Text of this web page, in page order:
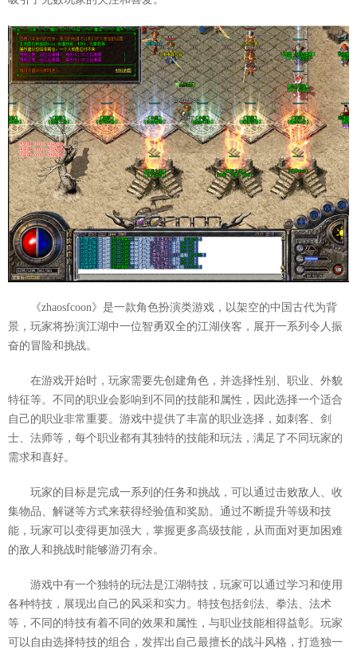
《zhaosfcoon》是一款角色扮演类游戏，以架空的中国古代为背
景，玩家将扮演江湖中一位智勇双全的江湖侠客，展开一系列令人振
奋的冒险和挑战。
在游戏开始时，玩家需要先创建角色，并选择性别、职业、外貌
特征等。不同的职业会影响到不同的技能和属性，因此选择一个适合
自己的职业非常重要。游戏中提供了丰富的职业选择，如刺客、剑
士、法师等，每个职业都有其独特的技能和玩法，满足了不同玩家的
需求和喜好。
玩家的目标是完成一系列的任务和挑战，可以通过击败敌人、收
集物品、解谜等方式来获得经验值和奖励。通过不断提升等级和技
能，玩家可以变得更加强大，掌握更多高级技能，从而面对更加困难
的敌人和挑战时能够游刃有余。
游戏中有一个独特的玩法是江湖特技，玩家可以通过学习和使用
各种特技，展现出自己的风采和实力。特技包括剑法、拳法、法术
等，不同的特技有着不同的效果和属性，与职业技能相得益彰。玩家
可以自由选择特技的组合，发挥出自己最擅长的战斗风格，打造独一